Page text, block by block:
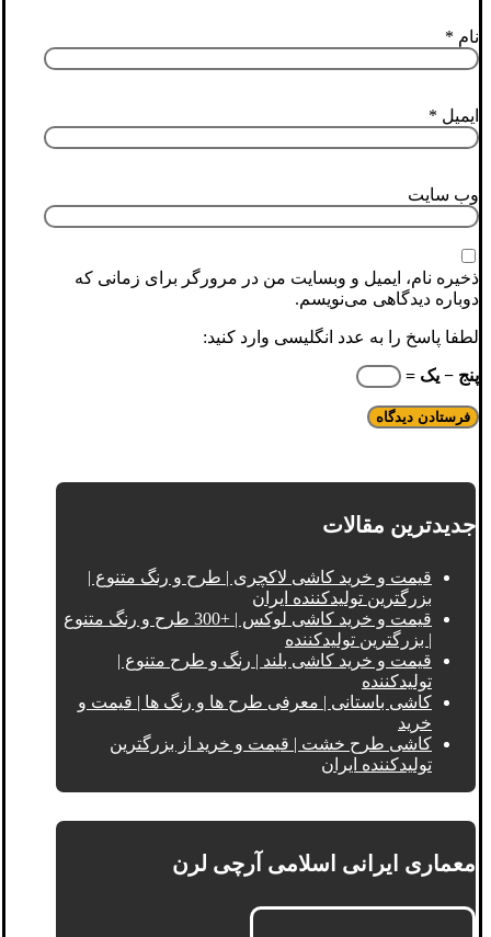
نام *
ایمیل *
وب‌ سایت
ذخیره نام، ایمیل و وبسایت من در مرورگر برای زمانی که
دوباره دیدگاهی می‌نویسم.
لطفا پاسخ را به عدد انگلیسی وارد کنید:
پنج − یک =
جدیدترین مقالات
قیمت و خرید کاشی لاکچری | طرح و رنگ متنوع |
بزرگترین تولیدکننده ایران
قیمت و خرید کاشی لوکس | +300 طرح و رنگ متنوع
| بزرگترین تولیدکننده
قیمت و خرید کاشی بلند | رنگ و طرح متنوع |
تولیدکننده
کاشی باستانی | معرفی طرح ها و رنگ ها | قیمت و
خرید
کاشی طرح خشت | قیمت و خرید از بزرگترین
تولیدکننده ایران
معماری ایرانی اسلامی آرچی لرن